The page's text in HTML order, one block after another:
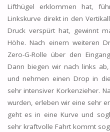
Lifthügel erklommen hat,
Linkskurve direkt in den
Druck verspürt hat, gewinnt
Höhe. Nach einem weiteren
Zero-G-Rolle über den
Dann biegen wir nach links
und nehmen einen Drop in
sehr intensiver Korkenzieher.
wurden, erleben wir eine sehr
geht es in eine Kurve und
sehr kraftvolle Fahrt kommt